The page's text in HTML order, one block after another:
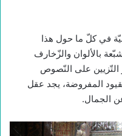
في كلّ ما حول هذا
بالألوان والزّخارف
التّزيين على النّصوص
المفروضة، يجد عقل
الجمال.